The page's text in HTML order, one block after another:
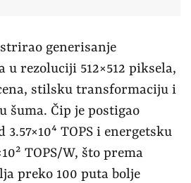
generisanje
rezoluciji 512×512 piksela,
stilsku transformaciju i
šuma. Čip je postigao
TOPS i energetsku
TOPS/W, što prema
preko 100 puta bolje